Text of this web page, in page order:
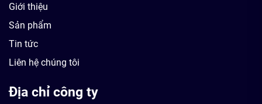
Giới thiệu
Sản phẩm
Tin tức
Liên hệ chúng tôi
Địa chỉ công ty